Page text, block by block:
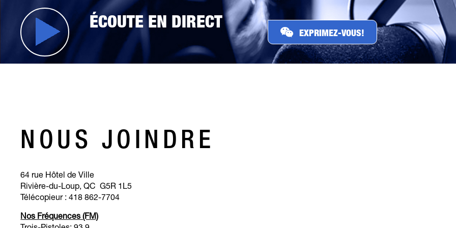
ÉCOUTE EN DIRECT
EXPRIMEZ-VOUS!
PAR TÉLÉPHONE
PAR COURRIEL
NOUS JOINDRE
64 rue Hôtel de Ville
Rivière-du-Loup, QC G5R 1L5
Télécopieur : 418 862-7704
Nos Fréquences (FM)